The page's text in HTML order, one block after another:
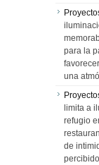
para la
una
limita a
refugio
de